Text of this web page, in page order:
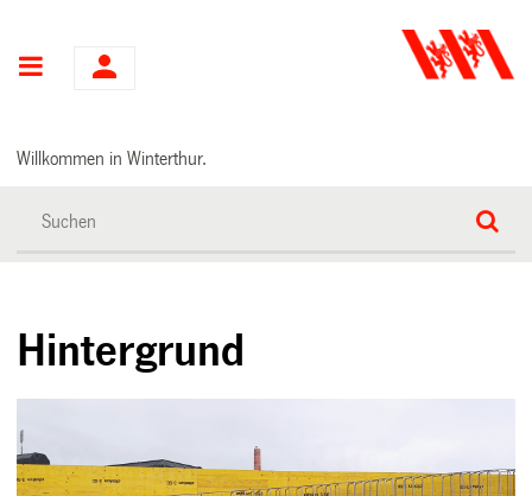
Hauptnavigation
Willkommen in Winterthur.
Hintergrund